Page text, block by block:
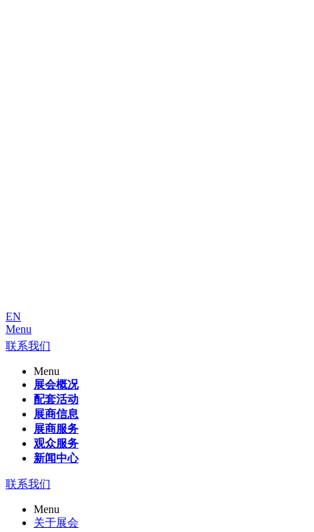
EN
Menu
联系我们
Menu
展会概况
配套活动
展商信息
展商服务
观众服务
新闻中心
联系我们
Menu
关于展会